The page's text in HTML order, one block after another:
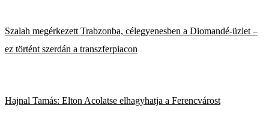
Szalah megérkezett Trabzonba, célegyenesben a Diomandé-üzlet –
ez történt szerdán a transzferpiacon
Hajnal Tamás: Elton Acolatse elhagyhatja a Ferencvárost